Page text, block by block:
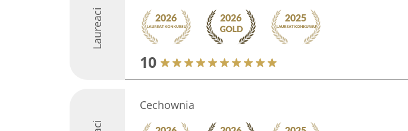
Laureaci
10
Cechownia